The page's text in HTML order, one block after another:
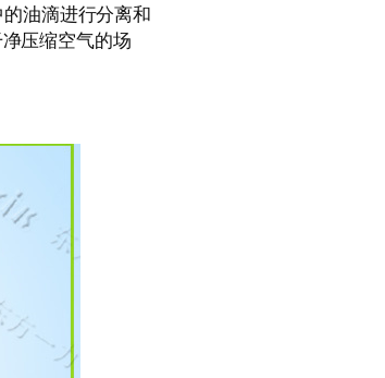
油滴进行分离和
压缩空气的场